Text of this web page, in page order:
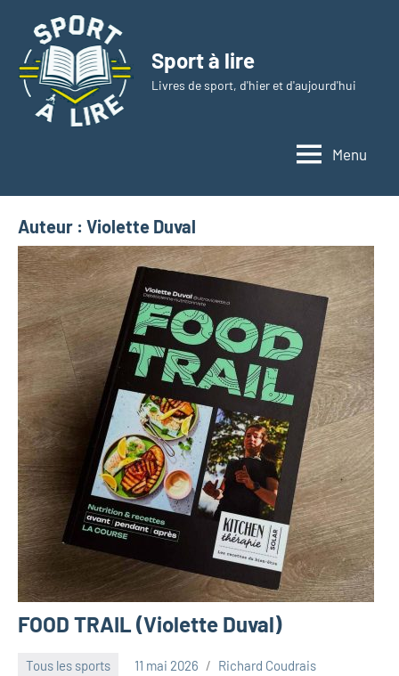
contenu
Sport à lire
Livres de sport, d'hier et d'aujourd'hui
Menu
Auteur : Violette Duval
FOOD TRAIL (Violette Duval)
Tous les sports 11 mai 2026 Richard Coudrais